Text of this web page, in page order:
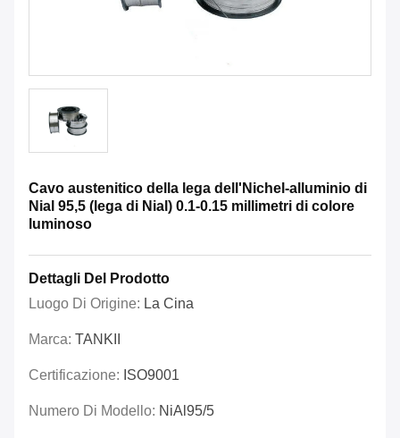
Cavo austenitico della lega dell'Nichel-alluminio di
Nial 95,5 (lega di Nial) 0.1-0.15 millimetri di colore
luminoso
Dettagli Del Prodotto
Luogo Di Origine: La Cina
Marca: TANKII
Certificazione: ISO9001
Numero Di Modello: NiAl95/5